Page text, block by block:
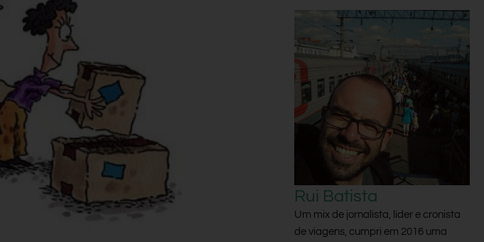
Rui Batista
Um mix de jornalista, líder e cronista
de viagens, cumpri em 2016 uma